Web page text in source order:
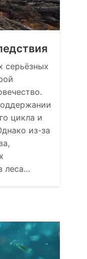
серьёзных
цикла и
из-за
леса…